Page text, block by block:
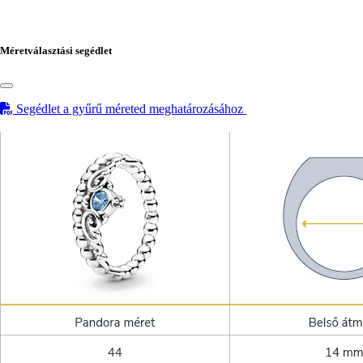
Méretválasztási segédlet
Segédlet a gyűrű méreted meghatározásához